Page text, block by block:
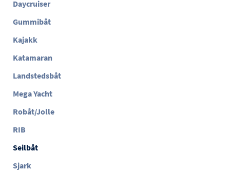
Daycruiser
Gummibåt
Kajakk
Katamaran
Landstedsbåt
Mega Yacht
Robåt/Jolle
RIB
Seilbåt
Sjark